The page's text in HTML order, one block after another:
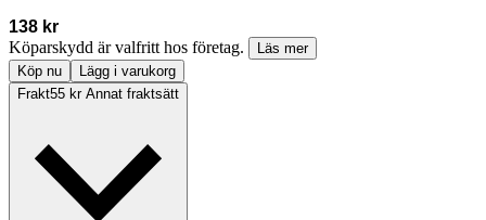
138 kr
Köparskydd är valfritt hos företag.
Läs mer
Köp nu
Lägg i varukorg
Frakt55 kr Annat fraktsätt